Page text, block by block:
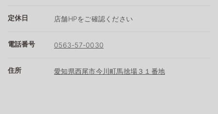
定休日 店舗HPをご確認ください
電話番号 0563-57-0030
住所 愛知県西尾市今川町馬捨場３１番地